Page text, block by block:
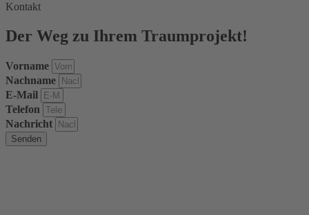
Kontakt
Der Weg zu Ihrem Traumprojekt!
Vorname
Nachname
E-Mail
Telefon
Nachricht
Senden